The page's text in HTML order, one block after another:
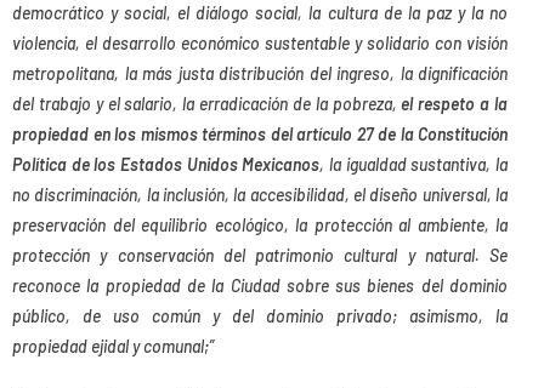
democrático y social, el diálogo social, la cultura de la paz y la no
violencia, el desarrollo económico sustentable y solidario con visión
metropolitana, la más justa distribución del ingreso, la dignificación
del trabajo y el salario, la erradicación de la pobreza,el respeto a la
propiedad en los mismos términos del artículo 27 de la Constitución
Política de los Estados Unidos Mexicanos, la igualdad sustantiva, la
no discriminación, la inclusión, la accesibilidad, el diseño universal, la
preservación del equilibrio ecológico, la protección al ambiente, la
protección y conservación del patrimonio cultural y natural. Se
reconoce la propiedad de la Ciudad sobre sus bienes del dominio
público, de uso común y del dominio privado; asimismo, la
propiedad ejidal y comunal;”